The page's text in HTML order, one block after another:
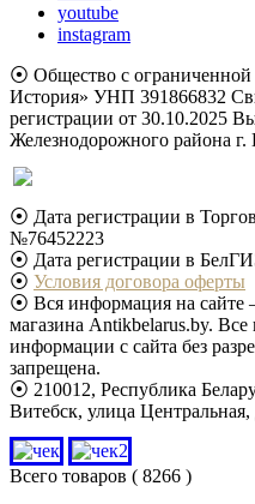
youtube
instagram
⦿ Общество с ограниченной
История» УНП 391866832
регистрации от 30.10.2025
Железнодорожного района г.
⦿ Дата регистрации в
№76452223
⦿ Дата регистрации в
⦿ Условия договора оферты
⦿ Вся информация на сайте
магазина Antikbelarus.by.
информации с сайта без
запрещена.
⦿ 210012, Республика
Витебск, улица
Всего товаров ( 8266 )